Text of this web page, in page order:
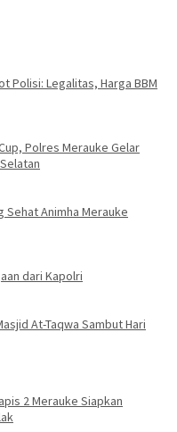
Polisi: Legalitas, Harga BBM
Polres Merauke Gelar
Sehat Animha Merauke
dari Kapolri
At-Taqwa Sambut Hari
2 Merauke Siapkan